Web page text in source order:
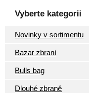
Vyberte kategorii
Novinky v sortimentu
Bazar zbraní
Bulls bag
Dlouhé zbraně